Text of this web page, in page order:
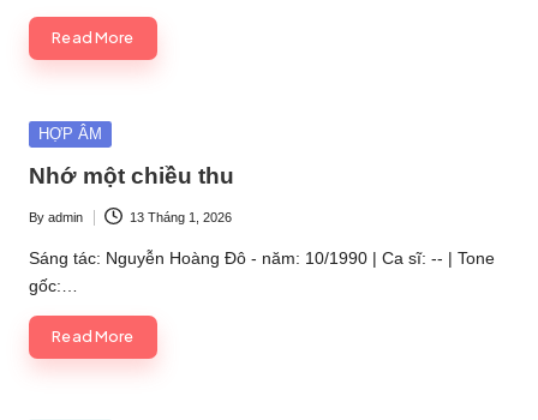
Read More
Posted
HỢP ÂM
Nhớ một chiều thu
Posted
by
By admin 13 Tháng 1, 2026
Sáng tác: Nguyễn Hoàng Đô - năm: 10/1990 | Ca sĩ: -- | Tone
gốc:…
Read More